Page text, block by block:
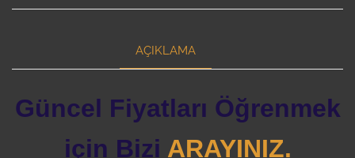
AÇIKLAMA
Güncel Fiyatları Öğrenmek
için Bizi ARAYINIZ.